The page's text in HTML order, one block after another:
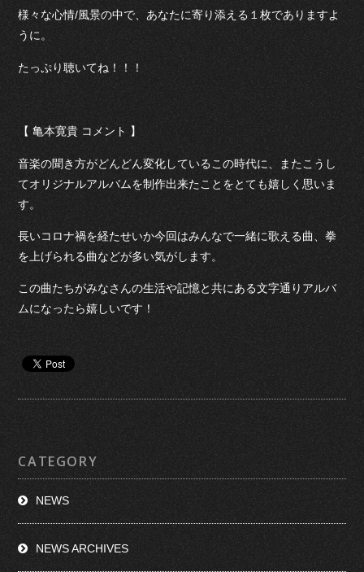
様々な心情/風景の中で、あなたに寄り添える１枚でありますよ
うに。
たっぷり聴いてね！！！
【 亀本寛貴 コメント 】
音楽の聞き方がどんどん変化しているこの時代に、またこうし
てオリジナルアルバムを制作出来たことをとても嬉しく思いま
す。
長いコロナ禍を経たせいか今回はみんなで一緒に歌える曲、拳
を上げられる曲などが多い気がします。
この曲たちがみなさんの生活や記憶と共にある文字通りアルバ
ムになったら嬉しいです！
CATEGORY
NEWS
NEWS ARCHIVES